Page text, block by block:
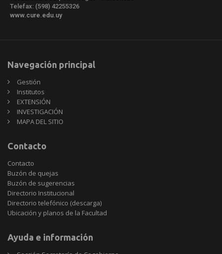
Telefax: (598) 42255326
www.cure.edu.uy
Navegación principal
Gestión
Institutos
EXTENSIÓN
INVESTIGACIÓN
MAPA DEL SITIO
Contacto
Contacto
Buzón de quejas
Buzón de sugerencias
Directorio Institucional
Directorio telefónico (descarga)
Ubicación y planos de la Facultad
Ayuda e información